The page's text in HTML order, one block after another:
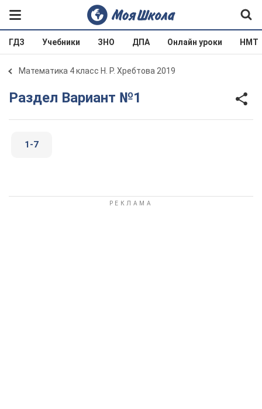
ГДЗ Учебники ЗНО ДПА Онлайн уроки НМТ
Математика 4 класс Н. Р. Хребтова 2019
Раздел Вариант №1
1-7